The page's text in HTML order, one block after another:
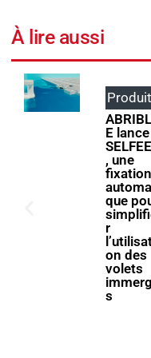
À lire aussi
E lance
, une
fixation
que
r
on des
volets
s